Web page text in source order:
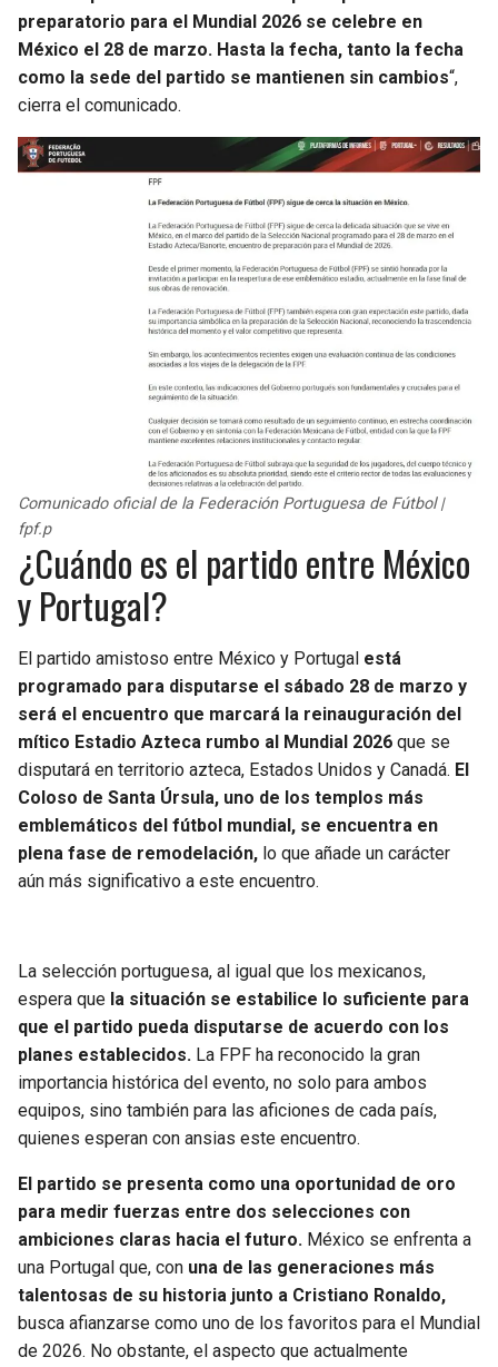
preparatorio para el Mundial 2026 se celebre en
México el 28 de marzo. Hasta la fecha, tanto la fecha
como la sede del partido se mantienen sin cambios“,
cierra el comunicado.
Comunicado oficial de la Federación Portuguesa de Fútbol |
fpf.p
¿Cuándo es el partido entre México
y Portugal?
El partido amistoso entre México y Portugal está
programado para disputarse el sábado 28 de marzo y
será el encuentro que marcará la reinauguración del
mítico Estadio Azteca rumbo al Mundial 2026 que se
disputará en territorio azteca, Estados Unidos y Canadá. El
Coloso de Santa Úrsula, uno de los templos más
emblemáticos del fútbol mundial, se encuentra en
plena fase de remodelación, lo que añade un carácter
aún más significativo a este encuentro.
La selección portuguesa, al igual que los mexicanos,
espera que la situación se estabilice lo suficiente para
que el partido pueda disputarse de acuerdo con los
planes establecidos. La FPF ha reconocido la gran
importancia histórica del evento, no solo para ambos
equipos, sino también para las aficiones de cada país,
quienes esperan con ansias este encuentro.
El partido se presenta como una oportunidad de oro
para medir fuerzas entre dos selecciones con
ambiciones claras hacia el futuro. México se enfrenta a
una Portugal que, con una de las generaciones más
talentosas de su historia junto a Cristiano Ronaldo,
busca afianzarse como uno de los favoritos para el Mundial
de 2026. No obstante, el aspecto que actualmente